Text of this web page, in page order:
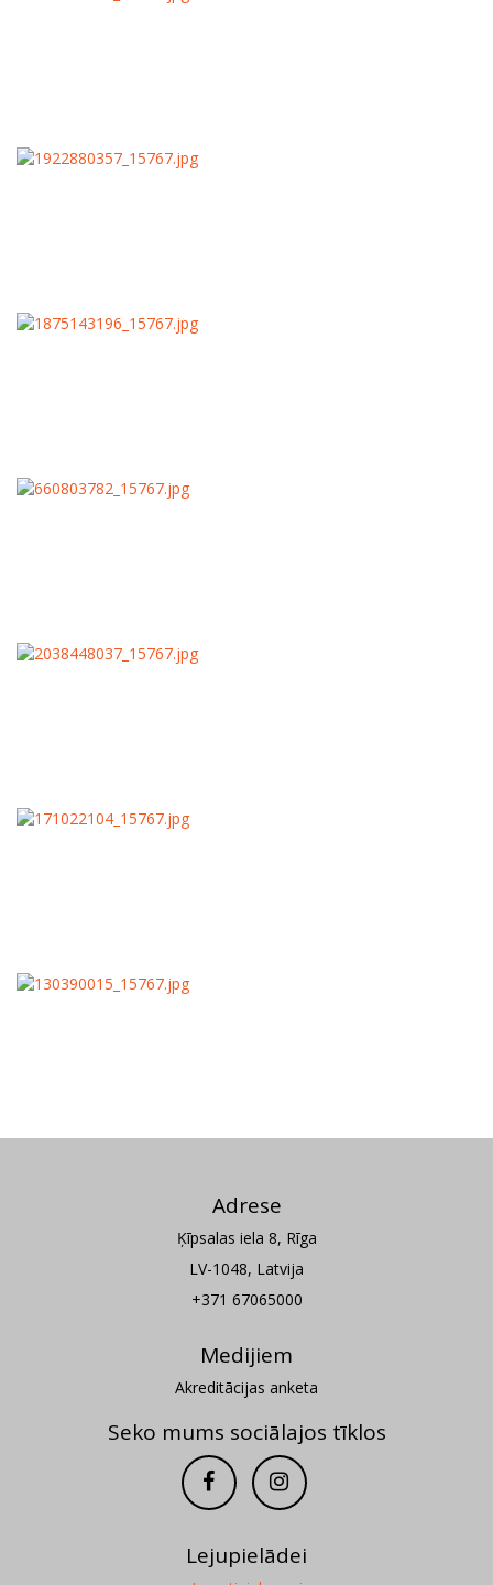
Adrese
Ķīpsalas iela 8, Rīga
LV-1048, Latvija
+371 67065000
Medijiem
Akreditācijas anketa
Seko mums sociālajos tīklos
Lejupielādei